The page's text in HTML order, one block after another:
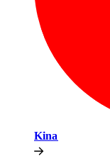
Kina​​